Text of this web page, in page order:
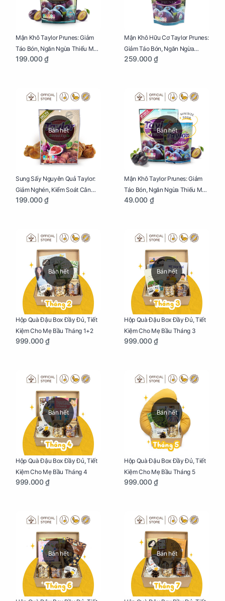
Mận Khô Taylor Prunes: Giảm
Táo Bón, Ngăn Ngừa Thiếu Máu
Cho Mẹ Bầu Túi 250g
199.000 ₫
Mận Khô Hữu Cơ Taylor Prunes:
Giảm Táo Bón, Ngăn Ngừa
Thiếu Máu Cho Mẹ Bầu Túi
259.000 ₫
Bán hết
Sung Sấy Nguyên Quả Taylor:
Giảm Nghén, Kiểm Soát Cân
Nặng Cho Mẹ Bầu Túi 190g
199.000 ₫
Bán hết
Mận Khô Taylor Prunes: Giảm
Táo Bón, Ngăn Ngừa Thiếu Máu
Cho Mẹ Bầu Túi 50g
49.000 ₫
Bán hết
Hộp Quà Đậu Box Đầy Đủ, Tiết
Kiệm Cho Mẹ Bầu Tháng 1+2
999.000 ₫
Bán hết
Hộp Quà Đậu Box Đầy Đủ, Tiết
Kiệm Cho Mẹ Bầu Tháng 3
999.000 ₫
Bán hết
Hộp Quà Đậu Box Đầy Đủ, Tiết
Kiệm Cho Mẹ Bầu Tháng 4
999.000 ₫
Bán hết
Hộp Quà Đậu Box Đầy Đủ, Tiết
Kiệm Cho Mẹ Bầu Tháng 5
999.000 ₫
Bán hết Bán hết